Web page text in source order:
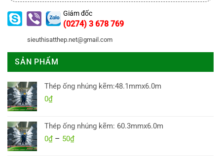
Giám đốc
(0274) 3 678 769
sieuthisatthep.net@gmail.com
SẢN PHẨM
Thép ống nhúng kẽm:48.1mmx6.0m
0₫
Thép ống nhúng kẽm: 60.3mmx6.0m
0₫ – 50₫